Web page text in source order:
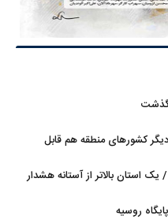
کشورهای منطقه هم قابل
استان بالاتر از آستانه هشدار
روسیه